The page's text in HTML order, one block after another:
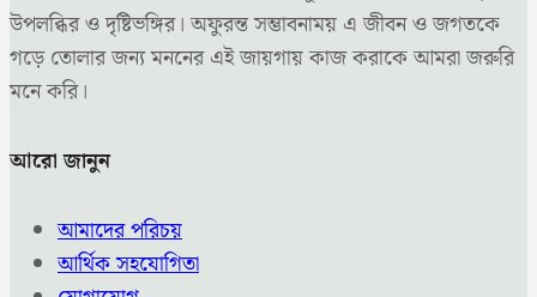
উপলব্ধির ও দৃষ্টিভঙ্গির। অফুরন্ত সম্ভাবনাময় এ জীবন ও জগতকে
গড়ে তোলার জন্য মননের এই জায়গায় কাজ করাকে আমরা জরুরি
মনে করি।
আরো জানুন
আমাদের পরিচয়
আর্থিক সহযোগিতা